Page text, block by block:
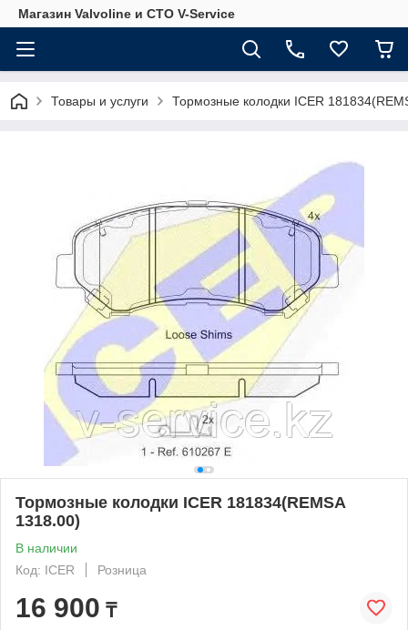
Магазин Valvoline и СТО V-Service
Товары и услуги Тормозные колодки ICER
Тормозные колодки ICER 181834(REMSA
1318.00)
В наличии
Код: ICER
Розница
16 900 ₸